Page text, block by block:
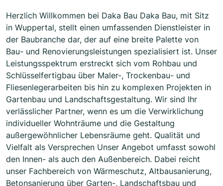
Herzlich Willkommen bei Daka Bau Daka Bau, mit Sitz
in Wuppertal, stellt einen umfassenden Dienstleister in
der Baubranche dar, der auf eine breite Palette von
Bau- und Renovierungsleistungen spezialisiert ist. Unser
Leistungsspektrum erstreckt sich vom Rohbau und
Schlüsselfertigbau über Maler-, Trockenbau- und
Fliesenlegerarbeiten bis hin zu komplexen Projekten in
Gartenbau und Landschaftsgestaltung. Wir sind Ihr
verlässlicher Partner, wenn es um die Verwirklichung
individueller Wohnträume und die Gestaltung
außergewöhnlicher Lebensräume geht. Qualität und
Vielfalt als Versprechen Unser Angebot umfasst sowohl
den Innen- als auch den Außenbereich. Dabei reicht
unser Fachbereich von Wärmeschutz, Altbausanierung,
Betonsanierung über Garten-, Landschaftsbau und